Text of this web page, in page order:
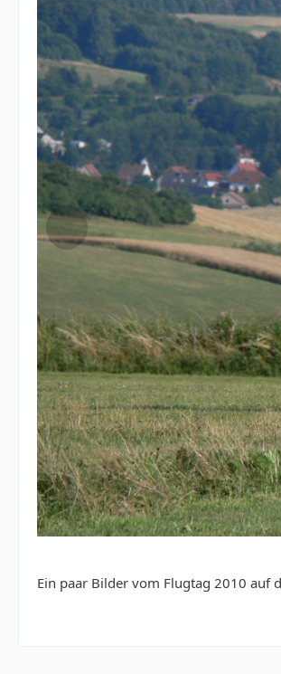
Ein paar Bilder vom Flugtag 2010 auf